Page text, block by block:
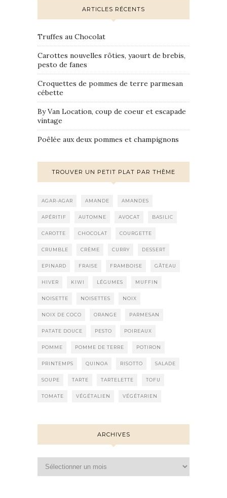
ARTICLES RÉCENTS
Truffes au Chocolat
Carottes nouvelles rôties, yaourt de brebis,
pesto de fanes
Croquettes de pommes de terre parmesan
cébette
By Van Location, coup de coeur et escapade
vintage
Poêlée aux deux pommes et champignons
TROUVER UN PETIT PLAT PAR THÈME
AGAR-AGAR AMANDE AMANDES
APÉRITIF AUTOMNE AVOCAT BASILIC
CAROTTE CHOCOLAT COURGETTE
CRUMBLE CRÈME CURRY DESSERT
EPINARD FRAISE FRAMBOISE GÂTEAU
HIVER KIWI LÉGUMES MUFFIN
NOISETTE NOISETTES NOIX
NOIX DE COCO ORANGE PARMESAN
PATATE DOUCE PESTO POIREAUX
POMME POMME DE TERRE POTIRON
PRINTEMPS QUINOA RISOTTO SALADE
SOUPE TARTE TARTELETTE TOFU
TOMATE VÉGÉTALIEN VÉGÉTARIEN
ARCHIVES